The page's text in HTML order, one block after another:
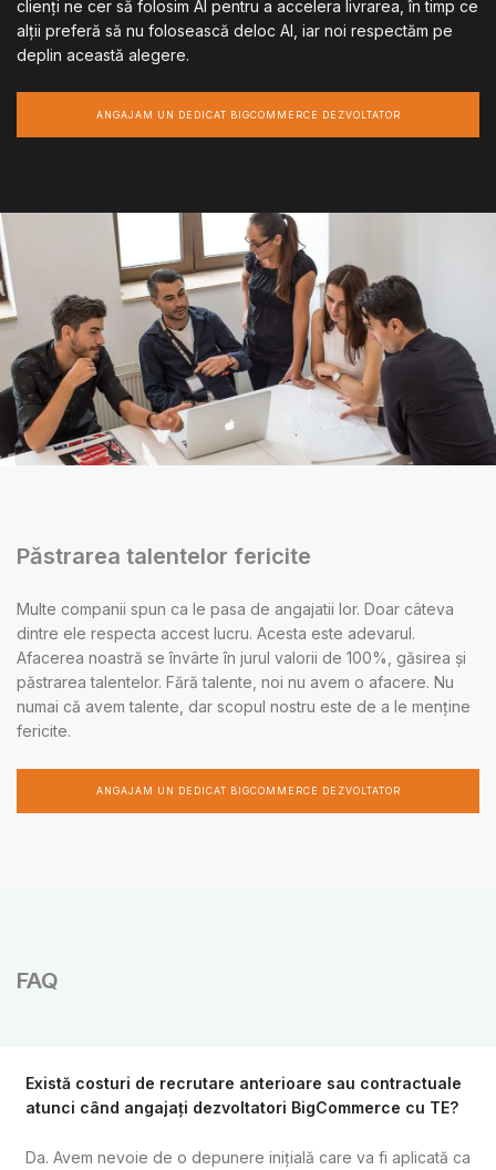
clienți ne cer să folosim AI pentru a accelera livrarea, în timp ce
alții preferă să nu folosească deloc AI, iar noi respectăm pe
deplin această alegere.
ANGAJAM UN DEDICAT BIGCOMMERCE DEZVOLTATOR
Păstrarea talentelor fericite
Multe companii spun ca le pasa de angajatii lor. Doar câteva
dintre ele respecta accest lucru. Acesta este adevarul.
Afacerea noastră se învârte în jurul valorii de 100%, găsirea și
păstrarea talentelor. Fără talente, noi nu avem o afacere. Nu
numai că avem talente, dar scopul nostru este de a le menține
fericite.
ANGAJAM UN DEDICAT BIGCOMMERCE DEZVOLTATOR
FAQ
Există costuri de recrutare anterioare sau contractuale
atunci când angajați dezvoltatori BigCommerce cu TE?
Da. Avem nevoie de o depunere inițială care va fi aplicată ca